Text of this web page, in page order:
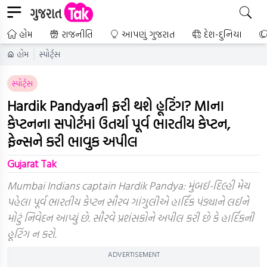
હોમ રાજનીતિ આપણું ગુજરાત દેશ-દુનિયા
હોમ સ્પોર્ટ્સ
સ્પોર્ટ્સ
Hardik Pandyaની ફરી થશે હૂટિંગ? MIના
કેપ્ટનના સપોર્ટમાં ઉતર્યા પૂર્વ ભારતીય કેપ્ટન,
ફેન્સને કરી ભાવુક અપીલ
Gujarat Tak
Mumbai Indians captain Hardik Pandya: મુંબઈ-દિલ્હી મેચ
પહેલા પૂર્વ ભારતીય કેપ્ટન સૌરવ ગાંગુલીએ હાર્દિક પંડ્યાને લઈને
મોટું નિવેદન આપ્યું છે. સૌરવે પ્રશંસકોને અપીલ કરી છે કે હાર્દિકની
હૂટિંગ ન કરો.
ADVERTISEMENT